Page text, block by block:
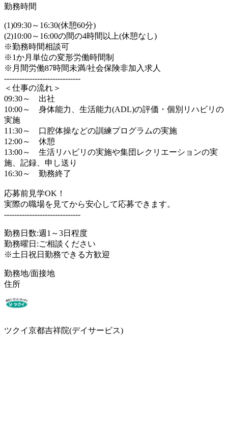
勤務時間
(1)09:30～16:30(休憩60分)
(2)10:00～16:00の間の4時間以上(休憩なし)
※勤務時間相談可
※1か月単位の変形労働時間制
※月間労働87時間未満/社会保険非加入求人
------------------------------
＜仕事の流れ＞
09:30～ 出社
10:00～ 身体能力、生活能力(ADL)の評価・個別リハビリの
実施
11:30～ 口腔体操などの訓練プログラムの実施
12:00～ 休憩
13:00～ 生活リハビリの実施や集団レクリエーションの実
施、記録、申し送り
16:30～ 勤務終了
応募前見学OK！
実際の職場を見てから安心して応募できます。
------------------------------
勤務日数:週1～3日程度
勤務曜日:ご相談ください
※土日祝日勤務できる方歓迎
勤務地/面接地
住所
ツクイ京都吉祥院(デイサービス)